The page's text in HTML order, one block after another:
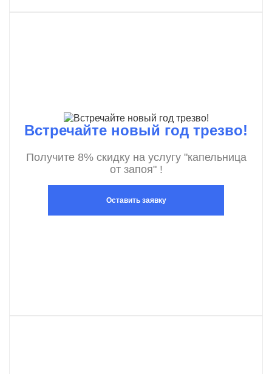
Встречайте новый год трезво!
Получите 8% скидку на услугу "капельница
от запоя" !
Оставить заявку